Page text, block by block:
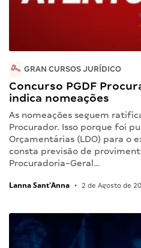
GRAN CURSOS JURÍDICO
Concurso PGDF
indica nomeações
As nomeações seguem
Procurador. Isso porque foi
Orçamentárias (LDO) para o
consta previsão de
Procuradoria-Geral…
Lanna Sant'Anna • 2 de Agosto de